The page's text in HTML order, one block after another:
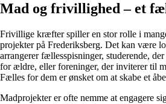
Mad og frivillighed – et
Frivillige kræfter spiller en stor rolle i
projekter på Frederiksberg. Det kan være
arrangerer fællesspisninger, studerende,
for ældre, eller foreninger, der inviterer til
Fælles for dem er ønsket om at skabe et
Madprojekter er ofte nemme at engagere